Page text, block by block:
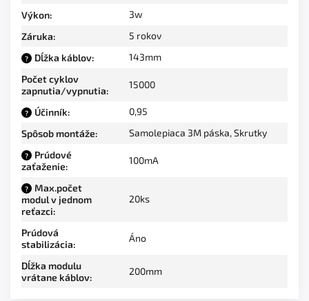
Výkon:
3w
Záruka: 5 rokov
? Dĺžka káblov:
143mm
Počet cyklov
zapnutia/vypnutia:
15000
? Účinník:
0,95
Spôsob montáže: Samolepiaca 3M páska, Skrutky
?
Prúdové
zaťaženie:
100mA
?
Max.počet
modul v jednom
reťazci:
20ks
Prúdová
stabilizácia:
Áno
Dĺžka modulu
vrátane káblov:
200mm